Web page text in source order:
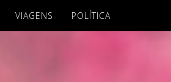
VIAGENS POLÍTICA